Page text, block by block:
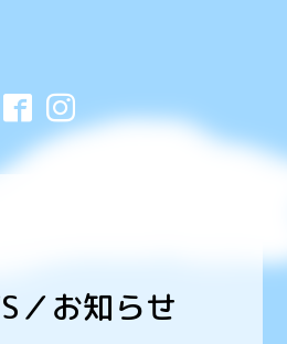
／お知らせ